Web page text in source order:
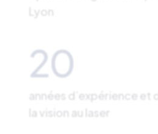
Lyon
20
années d’expérience
la vision au laser